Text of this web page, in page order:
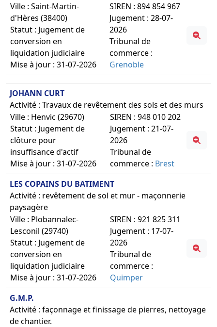
Ville : Saint-Martin-
d'Hères (38400)
Statut : Jugement de
conversion en
liquidation judiciaire
Mise à jour : 31-07-2026
SIREN : 894 854 967
Jugement : 28-07-
2026
Tribunal de
commerce :
Grenoble
JOHANN CURT
Activité : Travaux de revêtement des sols et des murs
Ville : Henvic (29670)
Statut : Jugement de
clôture pour
insuffisance d'actif
Mise à jour : 31-07-2026
SIREN : 948 010 202
Jugement : 21-07-
2026
Tribunal de
commerce : Brest
LES COPAINS DU BATIMENT
Activité : revêtement de sol et mur - maçonnerie
paysagère
Ville : Plobannalec-
Lesconil (29740)
Statut : Jugement de
conversion en
liquidation judiciaire
Mise à jour : 31-07-2026
SIREN : 921 825 311
Jugement : 17-07-
2026
Tribunal de
commerce :
Quimper
G.M.P.
Activité : façonnage et finissage de pierres, nettoyage
de chantier.